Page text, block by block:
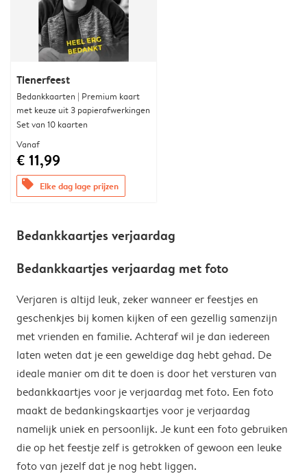
Tienerfeest
Bedankkaarten | Premium kaart
met keuze uit 3 papierafwerkingen
Set van 10 kaarten
Vanaf
€ 11,99
offers Elke dag lage prijzen
Bedankkaartjes verjaardag
Bedankkaartjes verjaardag met foto
Verjaren is altijd leuk, zeker wanneer er feestjes en
geschenkjes bij komen kijken of een gezellig samenzijn
met vrienden en familie. Achteraf wil je dan iedereen
laten weten dat je een geweldige dag hebt gehad. De
ideale manier om dit te doen is door het versturen van
bedankkaartjes voor je verjaardag met foto. Een foto
maakt de bedankingskaartjes voor je verjaardag
namelijk uniek en persoonlijk. Je kunt een foto gebruiken
die op het feestje zelf is getrokken of gewoon een leuke
foto van jezelf dat je nog hebt liggen.